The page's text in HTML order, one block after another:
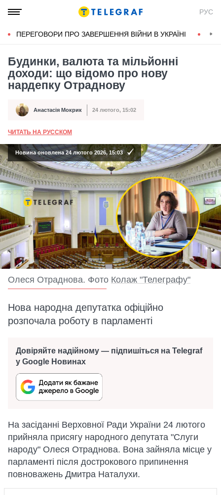
РУС
ПЕРЕГОВОРИ ПРО ЗАВЕРШЕННЯ ВІЙНИ В УКРАЇНІ
Будинки, валюта та мільйонні
доходи: що відомо про нову
нардепку Отраднову
Автор Анастасія Мокрик
Дата публікації 24 лютого, 15:02
ЧИТАТЬ НА РУССКОМ
Новина оновлена 24 лютого 2026, 15:03
Олеся Отраднова. Фото Колаж "Телеграфу"
Нова народна депутатка офіційно
розпочала роботу в парламенті
Довіряйте надійному — підпишіться на Telegraf
у Google Новинах
На засіданні Верховної Ради України 24 лютого
прийняла присягу народного депутата "Слуги
народу" Олеся Отраднова. Вона зайняла місце у
парламенті після дострокового припинення
повноважень Дмитра Наталухи.